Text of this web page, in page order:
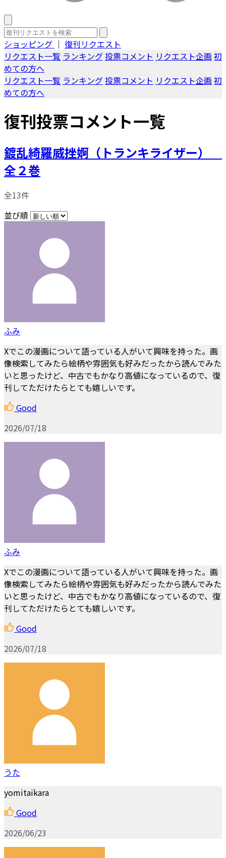
ショッピング ｜ 復刊リクエスト
リクエスト一覧 ランキング投票コメント リクエスト企画 初
めての方へ
リクエスト一覧 ランキング投票コメント リクエスト企画 初
めての方へ
復刊投票コメント一覧
鍍乱綺羅威挫婀（トランキライザー）
全２巻
全13件
並び順
ふみ
Xでこの漫画について語っている人がいて興味を持った。画
像検索してみたら絵柄や雰囲気も好みだったから読んでみた
いと思ったけど、中古でもかなり高値になっているので、復
刊してただけたらとても嬉しいです。
Good
2026/07/18
ふみ
Xでこの漫画について語っている人がいて興味を持った。画
像検索してみたら絵柄や雰囲気も好みだったから読んでみた
いと思ったけど、中古でもかなり高値になっているので、復
刊してただけたらとても嬉しいです。
Good
2026/07/18
うた
yomitaikara
Good
2026/06/23